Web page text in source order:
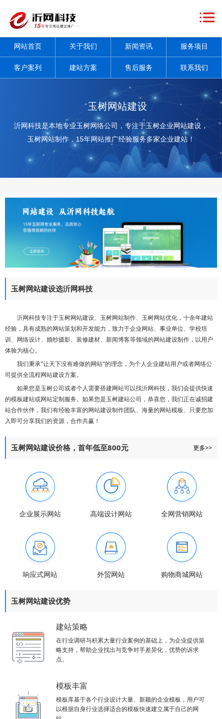
首
页
于
我
新
闻
服
网站首页 关于我们 新闻资讯 服务项目
客户案列 建站方案 售后服务 联系我们
玉树网站建设
沂网科技是本地专业玉树网络公司，专注于玉树企业网站建设，
玉树网站制作，15年网站推广经验服务多家企业建站！
玉树网站建设选沂网科技
沂网科技专注于玉树网站建设、玉树网站制作、玉树网站优化，十余年建站
经验，具有成熟的网站策划和开发能力，致力于企业网站、事业单位、学校培
训、网络设计、婚纱摄影、装修建材、新闻博客等领域的网站建设制作，以用户
体验为核心。
我们秉承"让天下没有难做的网站"的理念，为个人企业建站用户或者网络公
司提供全流程网站建设方案。
如果您是玉树公司或者个人需要搭建网站可以找沂网科技，我们会提供快速
的模板建站或网站定制服务。如果您是玉树建站公司，恭喜您，我们正在诚招建
站合作伙伴，我们有经验丰富的网站建设制作团队、海量的网站模板、只要您加
入即可分享我们的资源，合作共赢！
玉树网站建设价格，首年低至800元 更多>>
企业展示网站 高端设计网站 全网营销网站
响应式网站 外贸网站 购物商城网站
玉树网站建设优势
建站策略
在行业调研与积累大量行业案例的基础上，为企业提供策
略支持，帮助企业找出与竞争对手差异化，优势的诉求
点。
模板丰富
模板库基于各个行业设计大量、新颖的企业模板，用户可
以根据自身行业选择适合的模板快速建立属于自己的网